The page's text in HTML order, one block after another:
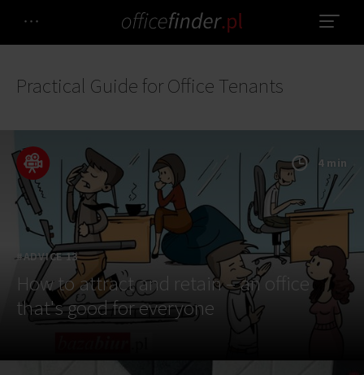
Practical Guide for Office Tenants
#ADVICE 13
How to attract and retain – an office
that's good for everyone
4 min